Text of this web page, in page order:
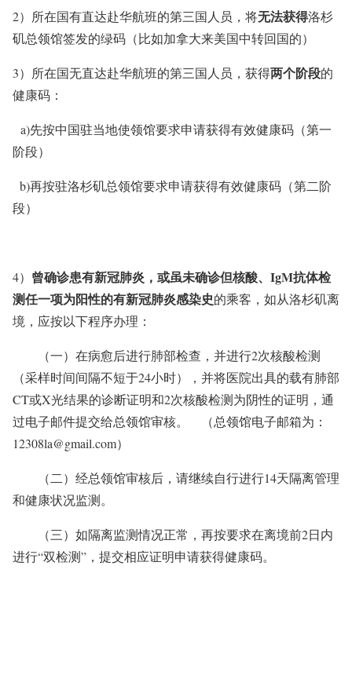
2）所在国有直达赴华航班的第三国人员，将无法获得洛杉
矶总领馆签发的绿码（比如加拿大来美国中转回国的）
3）所在国无直达赴华航班的第三国人员，获得两个阶段的
健康码：
a)先按中国驻当地使领馆要求申请获得有效健康码（第一
阶段）
b)再按驻洛杉矶总领馆要求申请获得有效健康码（第二阶
段）
4） 曾确诊患有新冠肺炎，或虽未确诊但核酸、IgM抗体检
测任一项为阳性的有新冠肺炎感染史的乘客，如从洛杉矶离
境，应按以下程序办理：
（一）在病愈后进行肺部检查，并进行2次核酸检测
（采样时间间隔不短于24小时），并将医院出具的载有肺部
CT或X光结果的诊断证明和2次核酸检测为阴性的证明，通
过电子邮件提交给总领馆审核。
（总领馆电子邮箱为：
12308la@gmail.com）
（二）经总领馆审核后，请继续自行进行14天隔离管理
和健康状况监测。
（三）如隔离监测情况正常，再按要求在离境前2日内
进行“双检测”，提交相应证明申请获得健康码。